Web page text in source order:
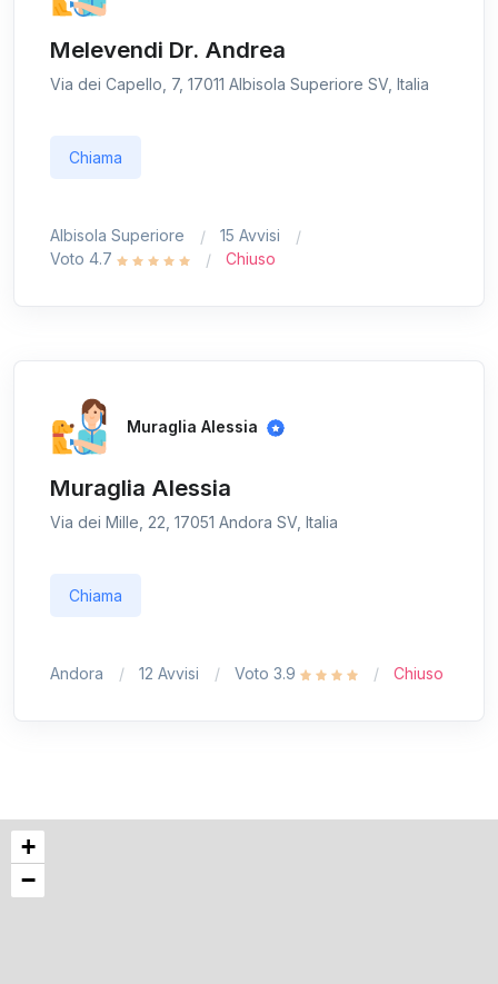
Melevendi Dr. Andrea
Via dei Capello, 7, 17011 Albisola Superiore SV, Italia
Chiama
Albisola Superiore
15 Avvisi
Voto 4.7
Chiuso
Muraglia Alessia
Muraglia Alessia
Via dei Mille, 22, 17051 Andora SV, Italia
Chiama
Andora 12 Avvisi Voto 3.9 Chiuso
+
−